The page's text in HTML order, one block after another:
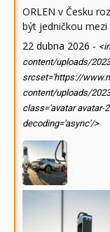
ORLEN v Česku
být jedničkou
22 dubna 2026 -
content/uploads/
srcset='https://
content/uploads/
class='avatar avatar-
decoding='async'/>